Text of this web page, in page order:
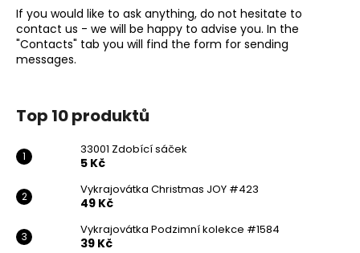
If you would like to ask anything, do not hesitate to
contact us - we will be happy to advise you. In the
"Contacts" tab you will find the form for sending
messages.
Top 10 produktů
33001 Zdobící sáček
5 Kč
Vykrajovátka Christmas JOY #423
49 Kč
Vykrajovátka Podzimní kolekce #1584
39 Kč